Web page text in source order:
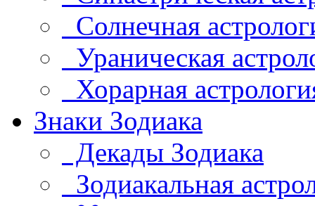
Солнечная
Ураническая
Хорарная
Знаки Зодиака
Декады Зодиака
Зодиакальная